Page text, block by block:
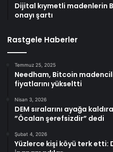
Dijital kıymetli madenlerin
onayı şartı
Rastgele Haberler
Temmuz 25, 2025
Needham, Bitcoin
fiyatlarını yükseltti
Nisan 3, 2026
DEM sıralarını ayağa
”Öcalan şerefsizdir” dedi
Şubat 4, 2026
Yüzlerce kişi köyü terk etti: